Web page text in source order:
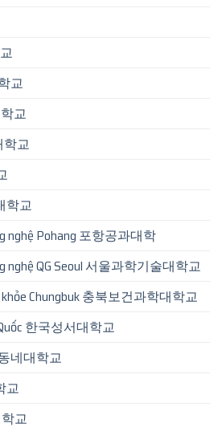
교
교
학교
학교
nghệ Pohang 포항공과대학
nghệ QG Seoul 서울과학기술대학교
Chungbuk 충북보건과학대학교
한국성서대학교
네대학교
교
교